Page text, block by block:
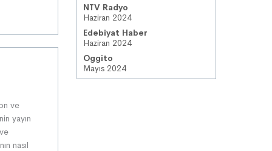
ve
yayın
nasıl
NTV Radyo
Haziran 2024
Edebiyat Haber
Haziran 2024
Oggito
Mayıs 2024